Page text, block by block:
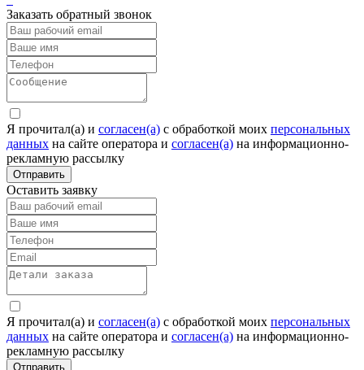
Заказать обратный звонок
Я прочитал(а) и согласен(а) c обработкой моих персональных
данных на сайте оператора и согласен(а) на информационно-
рекламную рассылку
Отправить
Оставить заявку
Я прочитал(а) и согласен(а) c обработкой моих персональных
данных на сайте оператора и согласен(а) на информационно-
рекламную рассылку
Отправить